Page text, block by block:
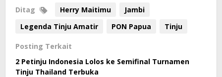
Ditag Herry Maitimu
Jambi
Legenda Tinju Amatir
PON Papua Tinju
Posting Terkait
2 Petinju Indonesia Lolos ke Semifinal Turnamen
Tinju Thailand Terbuka